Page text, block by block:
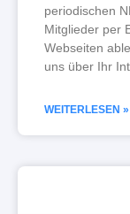
periodischen
Mitglieder per
Webseiten
uns über Ihr
WEITERLESEN »